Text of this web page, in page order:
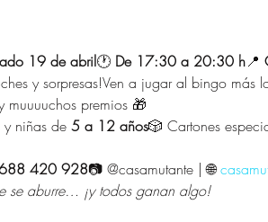
19 de abril🕐 De 17:30 a 20:30 h📍
y sorpresas!Ven a jugar al bingo
muuuuchos premios 🎁
niñas de 5 a 12 años🎲 Cartones
420 928📷 @casamutante | 🌐
se aburre… ¡y todos ganan algo!